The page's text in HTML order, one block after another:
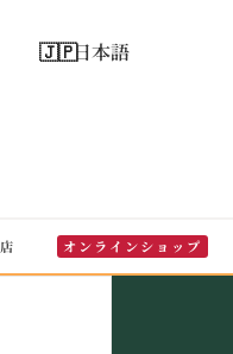
日本語
オンラインショップ